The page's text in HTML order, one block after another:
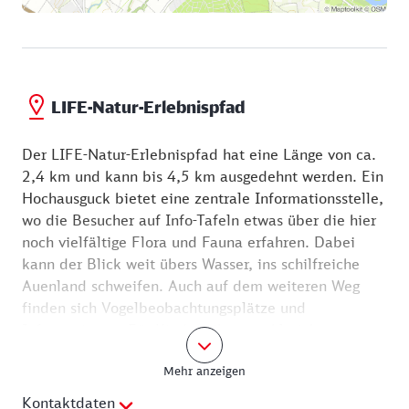
LIFE-Natur-Erlebnispfad
Der LIFE-Natur-Erlebnispfad hat eine Länge von ca.
2,4 km und kann bis 4,5 km ausgedehnt werden. Ein
Hochausguck bietet eine zentrale Informationsstelle,
wo die Besucher auf Info-Tafeln etwas über die hier
noch vielfältige Flora und Fauna erfahren. Dabei
kann der Blick weit übers Wasser, ins schilfreiche
Auenland schweifen. Auch auf dem weiteren Weg
finden sich Vogelbeobachtungsplätze und
Informationen. Für Kinder gibt es zahlreiche
Spielelemente und Aufgaben unterwegs. Der
Naturpfad erfreut an heißen Tagen mit seiner
üppigen und schattig-kühlenden Natur. Außerdem
Mehr anzeigen
Kontaktdaten